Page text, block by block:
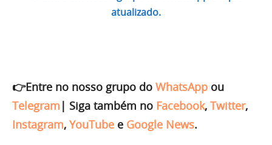
atualizado.
👉Entre no nosso grupo do WhatsApp ou
Telegram | Siga também no Facebook, Twitter,
Instagram, YouTube e Google News.